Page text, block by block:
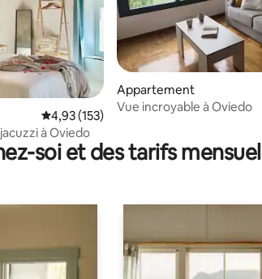
commentaires : 4,93 sur 5
Évaluation moyenne sur la base de 153
4,93 (153)
à Oviedo
Appartement
Vue incroyable à Oviedo
soi et des tarifs